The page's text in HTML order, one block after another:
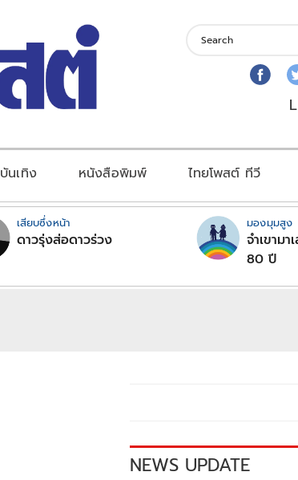
บันเทิง หนังสือพิมพ์ ไทยโพสต์ ทีวี
เสียบซึ่งหน้า
ดาวรุ่งส่อดาวร่วง
มองมุมสูง
จำเขามา
80 ปี
NEWS UPDATE